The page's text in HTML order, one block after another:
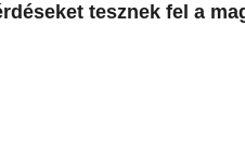
tesznek fel a